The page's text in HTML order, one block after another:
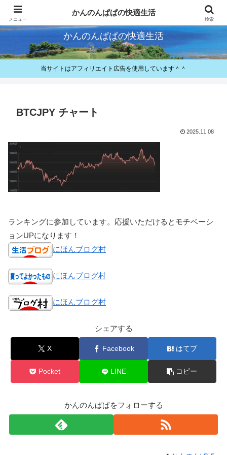
快適とお得が好きなパパのレビューと備忘録
かんのんぱぱの快適生活
当サイトはアフィリエイト広告を使用しています＾＾
BTCJPY チャート
2025.11.08
ランキングに参加しています。応援いただけるとモチベーシ
ョンUPになります！
にほんブログ村
にほんブログ村
にほんブログ村
シェアする
X Facebook はてブ
Pocket LINE コピー
かんのんぱぱをフォローする
メニュー
かんのんぱぱの快適生活
検索